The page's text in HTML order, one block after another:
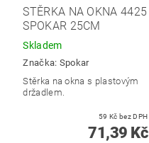
STĚRKA NA OKNA 4425
SPOKAR 25CM
Skladem
Značka: Spokar
Stěrka na okna s plastovým
držadlem.
59 Kč bez DPH
71,39 Kč